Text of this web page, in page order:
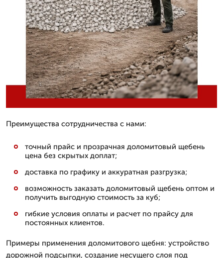
Преимущества сотрудничества с нами:
точный прайс и прозрачная доломитовый щебень
цена без скрытых доплат;
доставка по графику и аккуратная разгрузка;
возможность заказать доломитовый щебень оптом и
получить выгодную стоимость за куб;
гибкие условия оплаты и расчет по прайсу для
постоянных клиентов.
Примеры применения доломитового щебня: устройство
дорожной подсыпки, создание несущего слоя под